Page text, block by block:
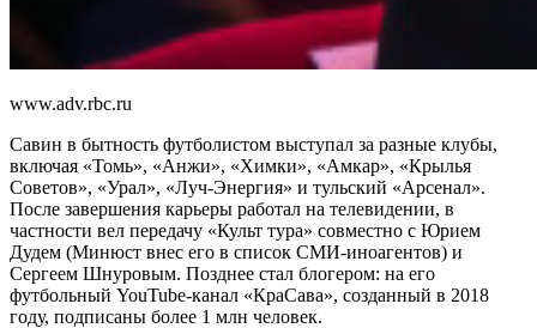
www.adv.rbc.ru
Савин в бытность футболистом выступал за разные клубы,
включая «Томь», «Анжи», «Химки», «Амкар», «Крылья
Советов», «Урал», «Луч-Энергия» и тульский «Арсенал».
После завершения карьеры работал на телевидении, в
частности вел передачу «Культ тура» совместно с Юрием
Дудем (Минюст внес его в список СМИ-иноагентов) и
Сергеем Шнуровым. Позднее стал блогером: на его
футбольный YouTube-канал «КраСава», созданный в 2018
году, подписаны более 1 млн человек.